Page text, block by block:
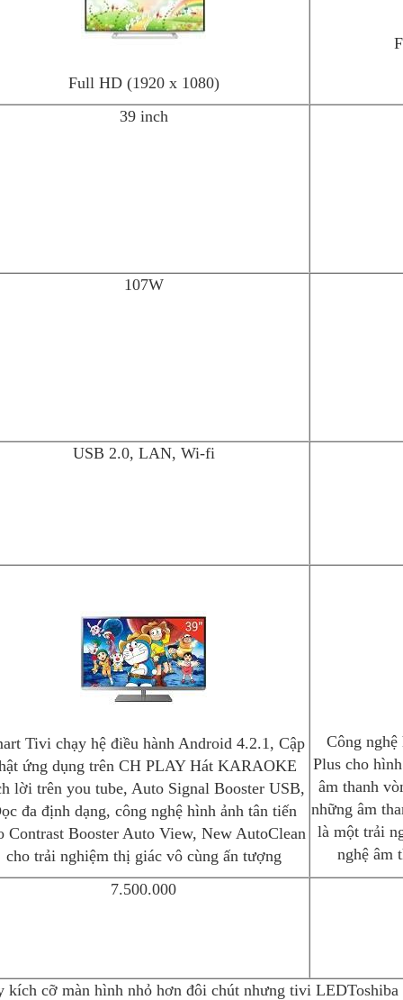
Full HD (1920 x 1080)
39 inch
107W
USB 2.0, LAN, Wi-fi
Tivi chạy hệ điều hành Android 4.2.1, Cập
ứng dụng trên CH PLAY Hát KARAOKE
lời trên you tube, Auto Signal Booster USB,
đa định dạng, công nghệ hình ảnh tân tiến
Contrast Booster Auto View, New AutoClean
cho trải nghiệm thị giác vô cùng ấn tượng
Công
Plus cho
âm thanh
những âm
là một trải
nghệ âm
7.500.000
kích cỡ màn hình nhỏ hơn đôi chút nhưng tivi